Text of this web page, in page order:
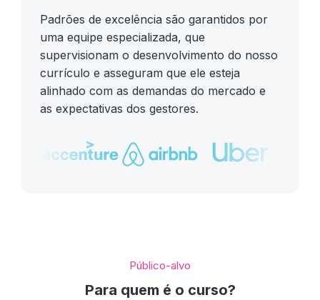
Padrões de excelência são garantidos por
uma equipe especializada, que
supervisionam o desenvolvimento do nosso
currículo e asseguram que ele esteja
alinhado com as demandas do mercado e
as expectativas dos gestores.
Público-alvo
Para quem é o curso?